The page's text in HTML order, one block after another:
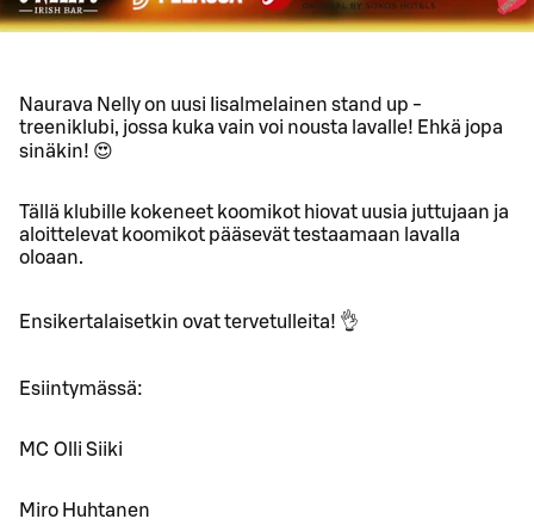
Naurava Nelly on uusi Iisalmelainen stand up -
treeniklubi, jossa kuka vain voi nousta lavalle! Ehkä jopa
sinäkin! 😍
Tällä klubille kokeneet koomikot hiovat uusia juttujaan ja
aloittelevat koomikot pääsevät testaamaan lavalla
oloaan.
Ensikertalaisetkin ovat tervetulleita! 👌
Esiintymässä:
MC Olli Siiki
Miro Huhtanen